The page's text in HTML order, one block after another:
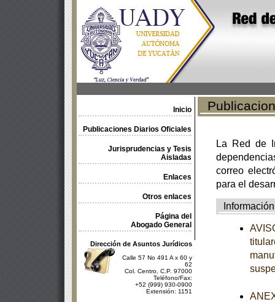
Inicio
Publicaciones Diarios Oficiales
Jurisprudencias y Tesis
Aisladas
Enlaces
Otros enlaces
Página del
Abogado General
Dirección de Asuntos Jurídicos
Calle 57 No 491 A x 60 y
62
Col. Centro, C.P. 97000
Teléfono/Fax:
+52 (999) 930-0900
Extensión: 1151
La Red de
correo
para el
Información